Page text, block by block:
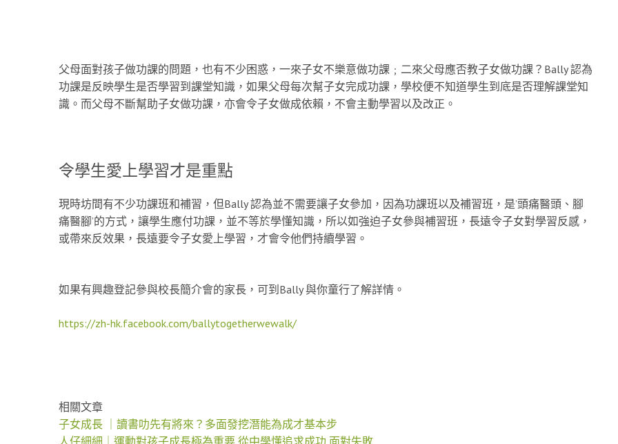
父母面對孩子做功課的問題，也有不少困惑，一來子女不樂意做功課﹔二來父母應否教子女做功課？Bally 認為
功課是反映學生是否學習到課堂知識，如果父母每次幫子女完成功課，學校便不知道學生到底是否理解課堂知
識。而父母不斷幫助子女做功課，亦會令子女做成依賴，不會主動學習以及改正。
令學生愛上學習才是重點
現時坊間有不少功課班和補習，但Bally 認為並不需要讓子女參加，因為功課班以及補習班，是’頭痛醫頭、腳
痛醫腳’的方式，讓學生應付功課，並不等於學懂知識，所以如強迫子女參與補習班，長遠令子女對學習反感，
或帶來反效果，長遠要令子女愛上學習，才會令他們持續學習。
如果有興趣登記參與校長簡介會的家長，可到Bally 與你童行了解詳情。
https://zh-hk.facebook.com/ballytogetherwewalk/
相關文章
子女成長 ｜讀書叻先有將來？多面發挖潛能為成才基本步
人仔細細｜運動對孩子成長極為重要 從中學懂追求成功 面對失敗